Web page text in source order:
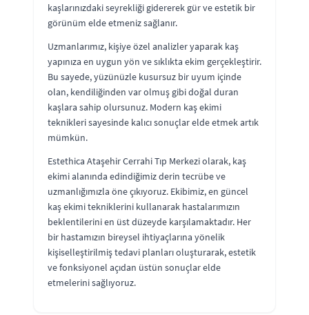
kaşlarınızdaki seyrekliği gidererek gür ve estetik bir
görünüm elde etmeniz sağlanır.
Uzmanlarımız, kişiye özel analizler yaparak kaş
yapınıza en uygun yön ve sıklıkta ekim gerçekleştirir.
Bu sayede, yüzünüzle kusursuz bir uyum içinde
olan, kendiliğinden var olmuş gibi doğal duran
kaşlara sahip olursunuz. Modern kaş ekimi
teknikleri sayesinde kalıcı sonuçlar elde etmek artık
mümkün.
Estethica Ataşehir Cerrahi Tıp Merkezi olarak, kaş
ekimi alanında edindiğimiz derin tecrübe ve
uzmanlığımızla öne çıkıyoruz. Ekibimiz, en güncel
kaş ekimi tekniklerini kullanarak hastalarımızın
beklentilerini en üst düzeyde karşılamaktadır. Her
bir hastamızın bireysel ihtiyaçlarına yönelik
kişiselleştirilmiş tedavi planları oluşturarak, estetik
ve fonksiyonel açıdan üstün sonuçlar elde
etmelerini sağlıyoruz.